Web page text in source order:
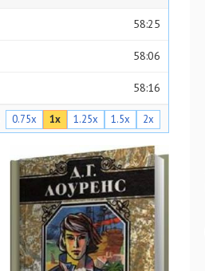
58:25
58:06
58:16
59:59
1:00:20
1:00:21
38:29
0.75x 1x 1.25x 1.5x 2x